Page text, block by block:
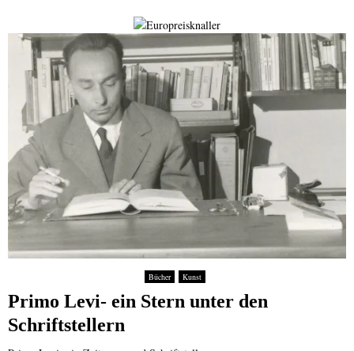
Bücher Kunst
Primo Levi- ein Stern unter den
Schriftstellern